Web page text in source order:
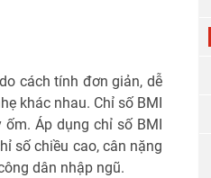
cách tính đơn giản, dễ
khác nhau. Chỉ số BMI
Áp dụng chỉ số BMI
số chiều cao, cân nặng
dân nhập ngũ.